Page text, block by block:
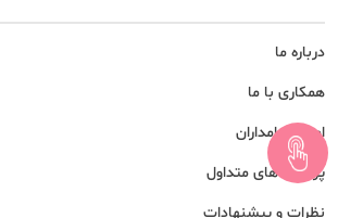
درباره ما
همکاری با ما
امور سهامداران
پرسش های متداول
نظرات و پیشنهادات